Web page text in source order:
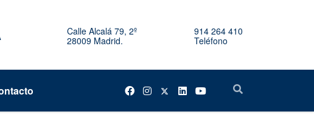
Calle Alcalá 79, 2º
28009 Madrid.
914 264 410
Teléfono